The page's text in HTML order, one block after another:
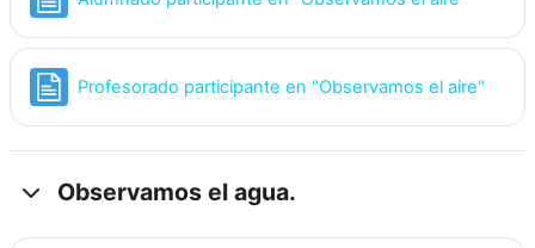
Profesorado participante en "Observamos el aire"
Observamos el agua.